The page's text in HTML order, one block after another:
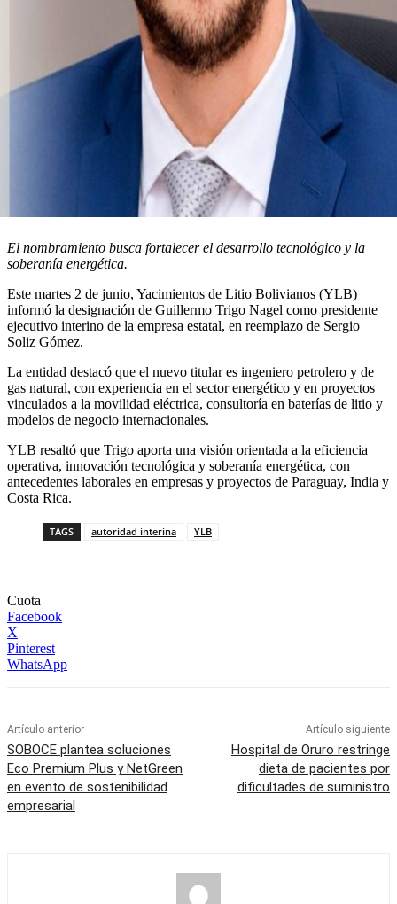
El nombramiento busca fortalecer el desarrollo tecnológico y la
soberanía energética.
Este martes 2 de junio, Yacimientos de Litio Bolivianos (YLB)
informó la designación de Guillermo Trigo Nagel como presidente
ejecutivo interino de la empresa estatal, en reemplazo de Sergio
Soliz Gómez.
La entidad destacó que el nuevo titular es ingeniero petrolero y de
gas natural, con experiencia en el sector energético y en proyectos
vinculados a la movilidad eléctrica, consultoría en baterías de litio y
modelos de negocio internacionales.
YLB resaltó que Trigo aporta una visión orientada a la eficiencia
operativa, innovación tecnológica y soberanía energética, con
antecedentes laborales en empresas y proyectos de Paraguay, India y
Costa Rica.
TAGS autoridad interina YLB
Cuota
Facebook
X
Pinterest
WhatsApp
Artículo anterior
SOBOCE plantea soluciones
Eco Premium Plus y NetGreen
en evento de sostenibilidad
empresarial
Artículo siguiente
Hospital de Oruro restringe
dieta de pacientes por
dificultades de suministro